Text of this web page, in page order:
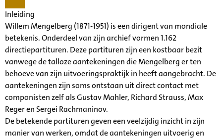
Inleiding
Willem Mengelberg (1871-1951) is een dirigent van mondiale
betekenis. Onderdeel van zijn archief vormen 1.162
directiepartituren. Deze partituren zijn een kostbaar bezit
vanwege de talloze aantekeningen die Mengelberg er ten
behoeve van zijn uitvoeringspraktijk in heeft aangebracht. De
aantekeningen zijn soms ontstaan uit direct contact met
componisten zelf als Gustav Mahler, Richard Strauss, Max
Reger en Sergei Rachmaninov.
De betekende partituren geven een veelzijdig inzicht in zijn
manier van werken, omdat de aantekeningen uitvoerig en